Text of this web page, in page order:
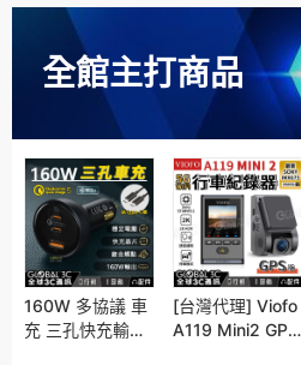
全館主打商品
160W 多協議 車
充 三孔快充輸出
[台灣代理] Viofo
A119 Mini2 GPS